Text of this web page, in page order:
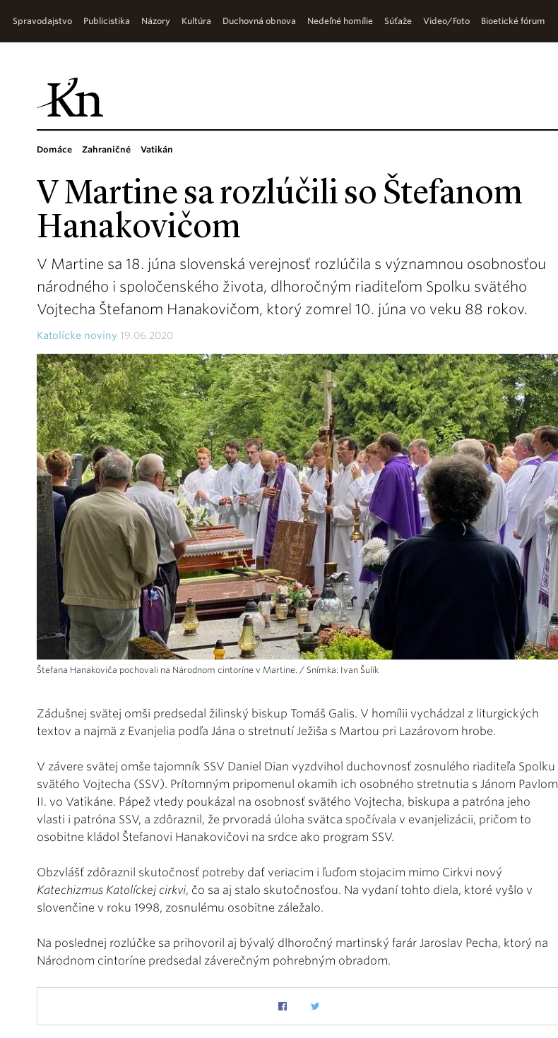
Spravodajstvo Publicistika Názory Kultúra Duchovná obnova Nedeľné homílie Súťaže Video/Foto Bioetické fórum
Domáce Zahraničné Vatikán
V Martine sa rozlúčili so Štefanom
Hanakovičom
V Martine sa 18. júna slovenská verejnosť rozlúčila s významnou osobnosťou
národného i spoločenského života, dlhoročným riaditeľom Spolku svätého
Vojtecha Štefanom Hanakovičom, ktorý zomrel 10. júna vo veku 88 rokov.
Katolícke noviny 19.06.2020
Štefana Hanakoviča pochovali na Národnom cintoríne v Martine. / Snímka: Ivan Šulík
Zádušnej svätej omši predsedal žilinský biskup Tomáš Galis. V homílii vychádzal z liturgických
textov a najmä z Evanjelia podľa Jána o stretnutí Ježiša s Martou pri Lazárovom hrobe.
V závere svätej omše tajomník SSV Daniel Dian vyzdvihol duchovnosť zosnulého riaditeľa Spolku
svätého Vojtecha (SSV). Prítomným pripomenul okamih ich osobného stretnutia s Jánom Pavlom
II. vo Vatikáne. Pápež vtedy poukázal na osobnosť svätého Vojtecha, biskupa a patróna jeho
vlasti i patróna SSV, a zdôraznil, že prvoradá úloha svätca spočívala v evanjelizácii, pričom to
osobitne kládol Štefanovi Hanakovičovi na srdce ako program SSV.
Obzvlášť zdôraznil skutočnosť potreby dať veriacim i ľuďom stojacim mimo Cirkvi nový
Katechizmus Katolíckej cirkvi, čo sa aj stalo skutočnosťou. Na vydaní tohto diela, ktoré vyšlo v
slovenčine v roku 1998, zosnulému osobitne záležalo.
Na poslednej rozlúčke sa prihovoril aj bývalý dlhoročný martinský farár Jaroslav Pecha, ktorý na
Národnom cintoríne predsedal záverečným pohrebným obradom.